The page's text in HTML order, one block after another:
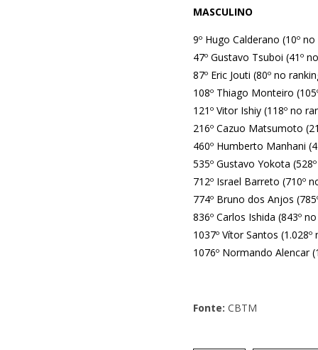
MASCULINO
9º Hugo Calderano (10º
47º Gustavo Tsuboi (41º
87º Eric Jouti (80º no
108º Thiago Monteiro
121º Vitor Ishiy (118º no
216º Cazuo Matsumoto
460º Humberto Manhani
535º Gustavo Yokota
712º Israel Barreto (710º
774º Bruno dos Anjos
836º Carlos Ishida (843º
1037º Vítor Santos
1076º Normando Alencar
Fonte: CBTM